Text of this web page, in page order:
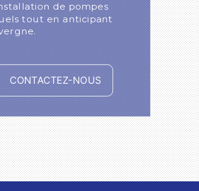
de pompes
tout en anticipant
CONTACTEZ-NOUS